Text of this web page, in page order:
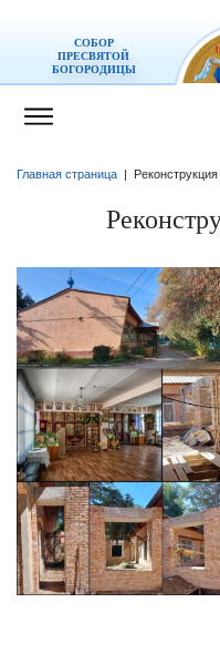
СОБОР
ПРЕСВЯТОЙ
БОГОРОДИЦЫ
Главная страница